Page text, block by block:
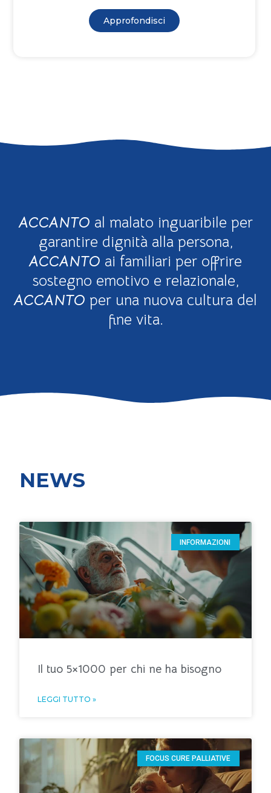
Approfondisci
ACCANTO al malato inguaribile per
garantire dignità alla persona,
ACCANTO ai familiari per offrire
sostegno emotivo e relazionale,
ACCANTO per una nuova cultura del
fine vita.
NEWS
INFORMAZIONI
Il tuo 5×1000 per chi ne ha bisogno
LEGGI TUTTO »
FOCUS CURE PALLIATIVE